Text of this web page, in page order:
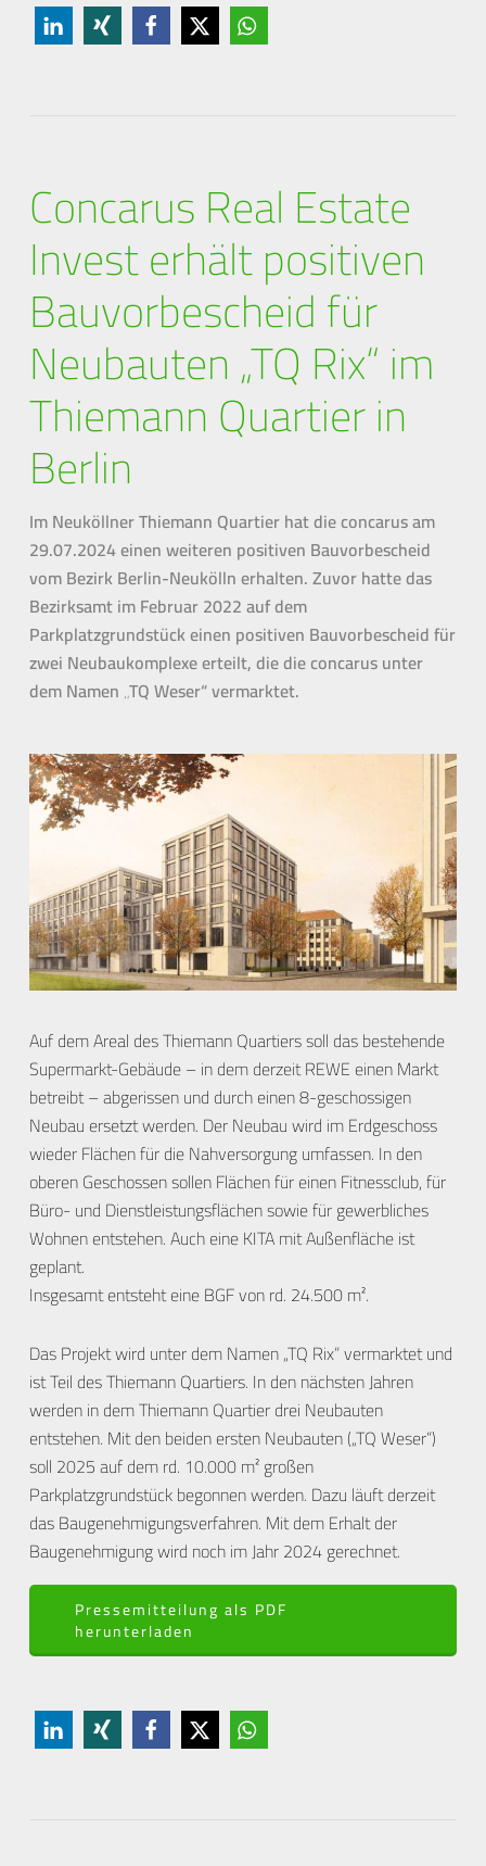
Concarus Real Estate
Invest erhält positiven
Bauvorbescheid für
Neubauten „TQ Rix“ im
Thiemann Quartier in
Berlin
Im Neuköllner Thiemann Quartier hat die concarus am
29.07.2024 einen weiteren positiven Bauvorbescheid
vom Bezirk Berlin-Neukölln erhalten. Zuvor hatte das
Bezirksamt im Februar 2022 auf dem
Parkplatzgrundstück einen positiven Bauvorbescheid für
zwei Neubaukomplexe erteilt, die die concarus unter
dem Namen „TQ Weser“ vermarktet.
Auf dem Areal des Thiemann Quartiers soll das bestehende
Supermarkt-Gebäude – in dem derzeit REWE einen Markt
betreibt – abgerissen und durch einen 8-geschossigen
Neubau ersetzt werden. Der Neubau wird im Erdgeschoss
wieder Flächen für die Nahversorgung umfassen. In den
oberen Geschossen sollen Flächen für einen Fitnessclub, für
Büro- und Dienstleistungsflächen sowie für gewerbliches
Wohnen entstehen. Auch eine KITA mit Außenfläche ist
geplant.
Insgesamt entsteht eine BGF von rd. 24.500 m².
Das Projekt wird unter dem Namen „TQ Rix“ vermarktet und
ist Teil des Thiemann Quartiers. In den nächsten Jahren
werden in dem Thiemann Quartier drei Neubauten
entstehen. Mit den beiden ersten Neubauten („TQ Weser“)
soll 2025 auf dem rd. 10.000 m² großen
Parkplatzgrundstück begonnen werden. Dazu läuft derzeit
das Baugenehmigungsverfahren. Mit dem Erhalt der
Baugenehmigung wird noch im Jahr 2024 gerechnet.
Pressemitteilung als PDF
herunterladen